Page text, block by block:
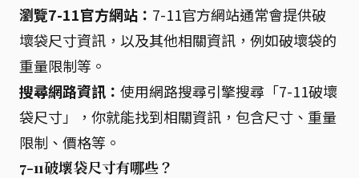
瀏覽7-11官方網站： 7-11官方網站通常會提供破
壞袋尺寸資訊，以及其他相關資訊，例如破壞袋的
重量限制等。
搜尋網路資訊： 使用網路搜尋引擎搜尋「7-11破壞
袋尺寸」，你就能找到相關資訊，包含尺寸、重量
限制、價格等。
7-11破壞袋尺寸有哪些？